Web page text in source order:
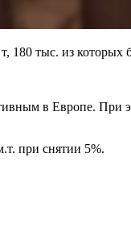
180 тыс. из которых
в Европе. При
при снятии 5%.